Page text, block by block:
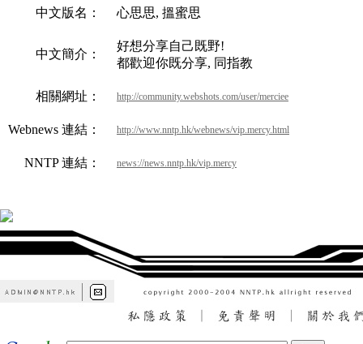
中文版名： 心思思, 搵蜜思
中文簡介：
好想分享自己既野!
都歡迎你既分享, 同指教
相關網址： http://community.webshots.com/user/merciee
Webnews 連結： http://www.nntp.hk/webnews/vip.mercy.html
NNTP 連結： news://news.nntp.hk/vip.mercy